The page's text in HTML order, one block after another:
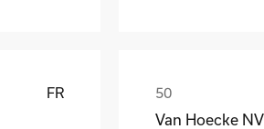
FR
Van Hoecke NV